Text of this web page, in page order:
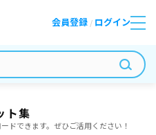
会員登録 / ログイン
ト集
ドできます。ぜひご活用ください！